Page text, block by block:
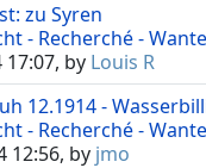
zu Syren
- Recherché -
by Louis R
12.1914 -
- Recherché -
12:56, by jmo